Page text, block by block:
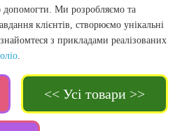
Ми розробляємо та
клієнтів, створюємо унікальні
з прикладами реалізованих
<< Усі товари >>